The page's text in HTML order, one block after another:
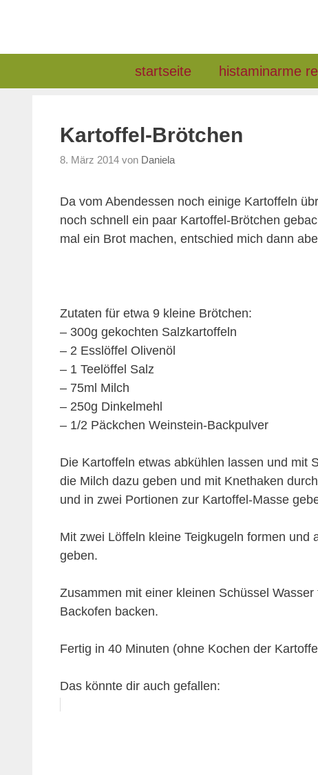
startseite histaminarme
Kartoffel-Brötchen
8. März 2014 von Daniela
Da vom Abendessen noch einige Kartoffeln
noch schnell ein paar Kartoffel-Brötchen
mal ein Brot machen, entschied mich dann
Zutaten für etwa 9 kleine Brötchen:
– 300g gekochten Salzkartoffeln
– 2 Esslöffel Olivenöl
– 1 Teelöffel Salz
– 75ml Milch
– 250g Dinkelmehl
– 1/2 Päckchen Weinstein-Backpulver
Die Kartoffeln etwas abkühlen lassen und mit
die Milch dazu geben und mit Knethaken
und in zwei Portionen zur Kartoffel-Masse
Mit zwei Löffeln kleine Teigkugeln formen
geben.
Zusammen mit einer kleinen Schüssel
Backofen backen.
Fertig in 40 Minuten (ohne Kochen der
Das könnte dir auch gefallen: